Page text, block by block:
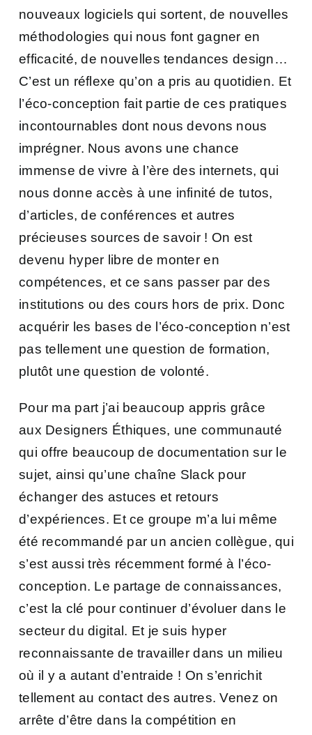
nouveaux logiciels qui sortent, de nouvelles
méthodologies qui nous font gagner en
efficacité, de nouvelles tendances design…
C’est un réflexe qu’on a pris au quotidien. Et
l’éco-conception fait partie de ces pratiques
incontournables dont nous devons nous
imprégner. Nous avons une chance
immense de vivre à l’ère des internets, qui
nous donne accès à une infinité de tutos,
d’articles, de conférences et autres
précieuses sources de savoir ! On est
devenu hyper libre de monter en
compétences, et ce sans passer par des
institutions ou des cours hors de prix. Donc
acquérir les bases de l’éco-conception n’est
pas tellement une question de formation,
plutôt une question de volonté.
Pour ma part j’ai beaucoup appris grâce
aux Designers Éthiques, une communauté
qui offre beaucoup de documentation sur le
sujet, ainsi qu’une chaîne Slack pour
échanger des astuces et retours
d’expériences. Et ce groupe m’a lui même
été recommandé par un ancien collègue, qui
s’est aussi très récemment formé à l’éco-
conception. Le partage de connaissances,
c’est la clé pour continuer d’évoluer dans le
secteur du digital. Et je suis hyper
reconnaissante de travailler dans un milieu
où il y a autant d’entraide ! On s’enrichit
tellement au contact des autres. Venez on
arrête d’être dans la compétition en